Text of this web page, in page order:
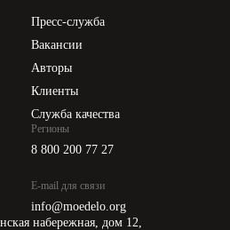
Пресс-служба
Вакансии
Авторы
Клиенты
Служба качества
Регионы
8 800 200 77 27
E-mail для связи
info@moedelo.org
набережная, дом 12,